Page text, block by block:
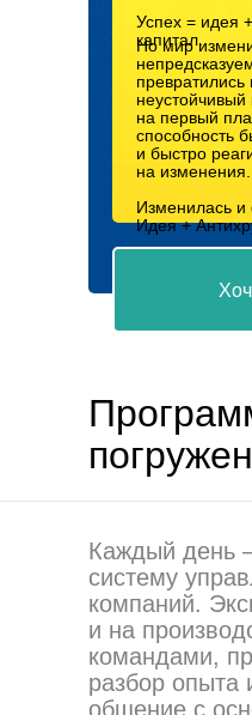
Но мир
неустойчивый
на первый
способность
и быстро
на изменения.
Изменилась
Идея +
Успех = идея +
капитал.
КОТЭС
Каждая
SMART
Мы вышли
Ваш
Владелец
Каждый день
систему
компаний.
и на
командами,
разбор
общение с